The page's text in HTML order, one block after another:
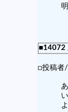
■14072
□投稿者